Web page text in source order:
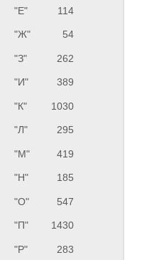
"Е" 114
"Ж" 54
"З" 262
"И" 389
"К" 1030
"Л" 295
"М" 419
"Н" 185
"О" 547
"П" 1430
"Р" 283